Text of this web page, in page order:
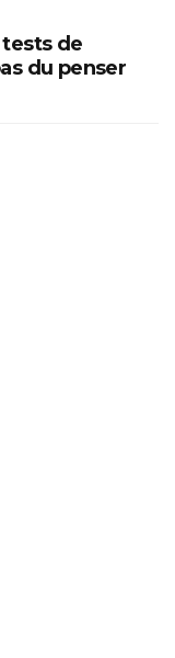
tests de
du penser